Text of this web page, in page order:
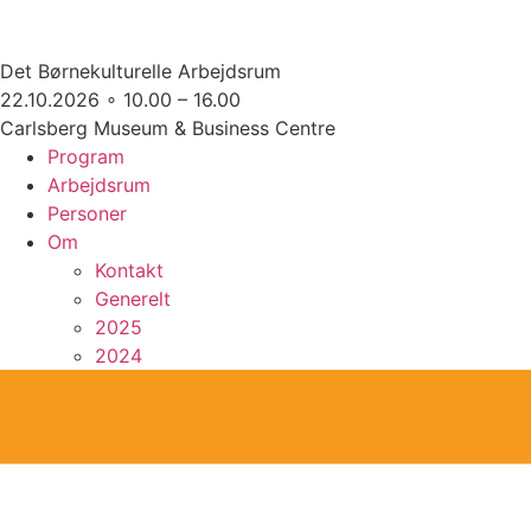
Det Børnekulturelle Arbejdsrum
22.10.2026 ∘ 10.00 – 16.00
Carlsberg Museum & Business Centre
Program
Arbejdsrum
Personer
Om
Kontakt
Generelt
2025
2024